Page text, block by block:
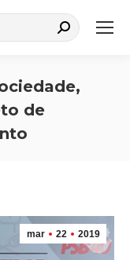
de
mar 22 2019